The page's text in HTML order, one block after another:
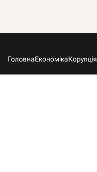
ГоловнаЕкономікаКорупція